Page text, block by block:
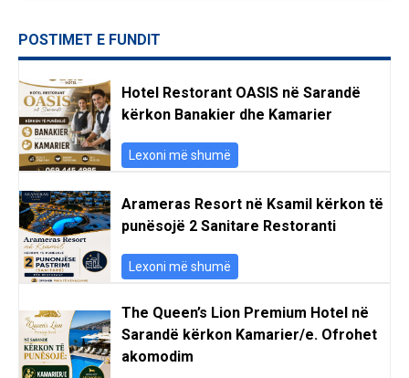
POSTIMET E FUNDIT
Hotel Restorant OASIS në Sarandë
kërkon Banakier dhe Kamarier
Lexoni më shumë
Arameras Resort në Ksamil kërkon të
punësojë 2 Sanitare Restoranti
Lexoni më shumë
The Queen’s Lion Premium Hotel në
Sarandë kërkon Kamarier/e. Ofrohet
akomodim